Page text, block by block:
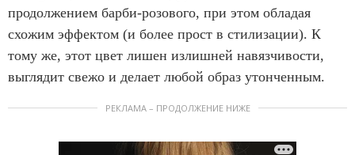
продолжением барби-розового, при этом обладая
схожим эффектом (и более прост в стилизации). К
тому же, этот цвет лишен излишней навязчивости,
выглядит свежо и делает любой образ утонченным.
РЕКЛАМА – ПРОДОЛЖЕНИЕ НИЖЕ